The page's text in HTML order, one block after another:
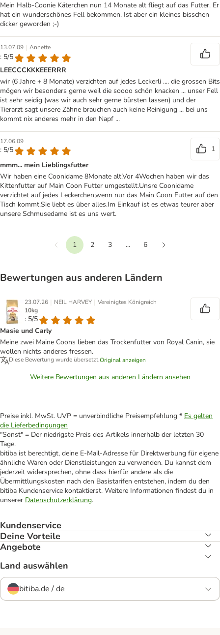
Mein Halb-Coonie Käterchen nun 14 Monate alt fliegt auf das Futter. Er
hat ein wunderschönes Fell bekommen. Ist aber ein kleines bisschen
dicker geworden ;-)
13.07.09 | Annette
: 5/5
LEECCCKKKEEERRR
wir (6 Jahre + 8 Monate) verzichten auf jedes Leckerli .... die grossen Bits
mögen wir besonders gerne weil die soooo schön knacken ... unser Fell
ist sehr seidig (was wir auch sehr gerne bürsten lassen) und der
Tierarzt sagt unsere Zähne brauchen auch keine Reinigung ... bei uns
kommt nix anderes mehr in den Napf ...
17.06.09
: 5/5
1
mmm... mein Lieblingsfutter
Wir haben eine Coonidame 8Monate alt.Vor 4Wochen haben wir das
Kittenfutter auf Main Coon Futter umgestellt.Unsre Coonidame
verzichtet auf jedes Leckerchen,wenn nur das Main Coon Futter auf den
Tisch kommt.Sie liebt es über alles.Im Einkauf ist es etwas teurer aber
unsere Schmusedame ist es uns wert.
vorherige
1 2 3 ...
6
Bewertungen aus anderen Ländern
23.07.26 | NEIL HARVEY | Vereinigtes Königreich
10kg
: 5/5
Masie und Carly
Meine zwei Maine Coons lieben das Trockenfutter von Royal Canin, sie
wollen nichts anderes fressen.
Diese Bewertung wurde übersetzt.Original anzeigen
Weitere Bewertungen aus anderen Ländern ansehen
Preise inkl. MwSt. UVP = unverbindliche Preisempfehlung * Es gelten
die Lieferbedingungen
"Sonst" = Der niedrigste Preis des Artikels innerhalb der letzten 30
Tage.
bitiba ist berechtigt, deine E-Mail-Adresse für Direktwerbung für eigene
ähnliche Waren oder Dienstleistungen zu verwenden. Du kannst dem
jederzeit widersprechen, ohne dass hierfür andere als die
Übermittlungskosten nach den Basistarifen entstehen, indem du den
bitiba Kundenservice kontaktierst. Weitere Informationen findest du in
unserer Datenschutzerklärung.
Kundenservice
Deine Vorteile
Angebote
Land auswählen
bitiba.de / de